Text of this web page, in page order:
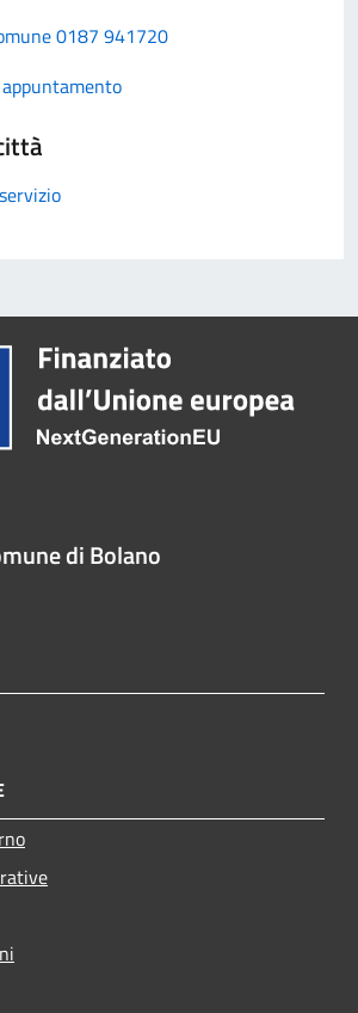
0187 941720
di Bolano